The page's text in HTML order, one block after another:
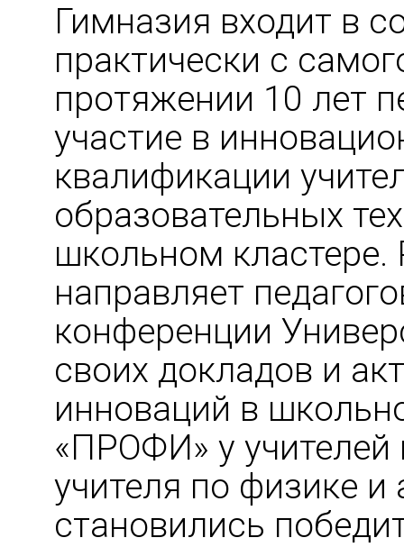
Гимназия входит в
практически с
протяжении 10 лет
участие в
квалификации
образовательных
школьном кластере.
направляет
конференции
своих докладов и
инноваций в
«ПРОФИ» у учителей
учителя по физике
становились